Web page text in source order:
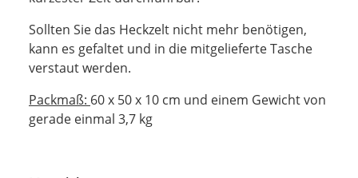
Sollten Sie das Heckzelt nicht mehr benötigen,
kann es gefaltet und in die mitgelieferte Tasche
verstaut werden.
Packmaß: 60 x 50 x 10 cm und einem Gewicht von
gerade einmal 3,7 kg